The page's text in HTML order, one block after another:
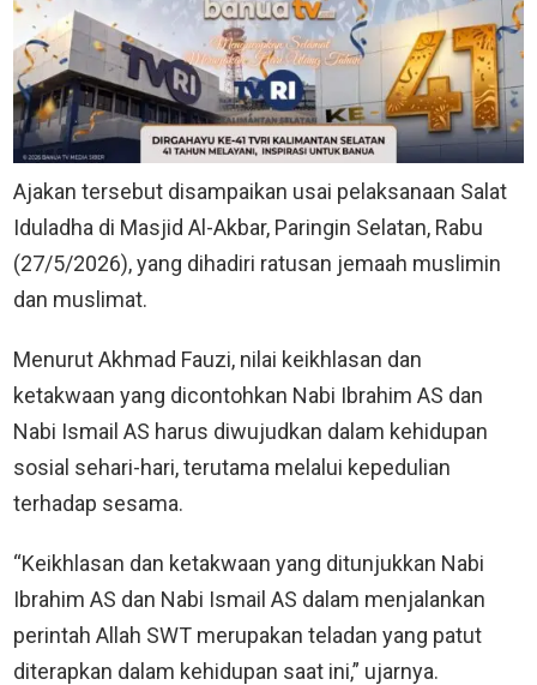
Ajakan tersebut disampaikan usai pelaksanaan Salat
Iduladha di Masjid Al-Akbar, Paringin Selatan, Rabu
(27/5/2026), yang dihadiri ratusan jemaah muslimin
dan muslimat.
Menurut Akhmad Fauzi, nilai keikhlasan dan
ketakwaan yang dicontohkan Nabi Ibrahim AS dan
Nabi Ismail AS harus diwujudkan dalam kehidupan
sosial sehari-hari, terutama melalui kepedulian
terhadap sesama.
“Keikhlasan dan ketakwaan yang ditunjukkan Nabi
Ibrahim AS dan Nabi Ismail AS dalam menjalankan
perintah Allah SWT merupakan teladan yang patut
diterapkan dalam kehidupan saat ini,” ujarnya.